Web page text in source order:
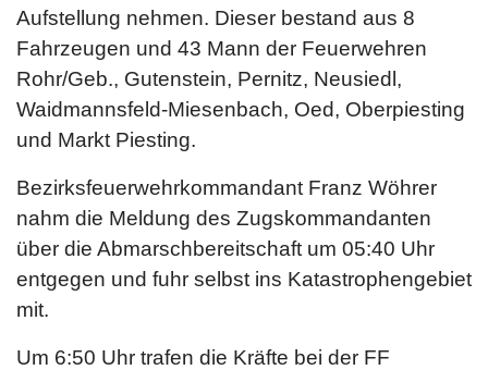
Aufstellung nehmen. Dieser bestand aus 8
Fahrzeugen und 43 Mann der Feuerwehren
Rohr/Geb., Gutenstein, Pernitz, Neusiedl,
Waidmannsfeld-Miesenbach, Oed, Oberpiesting
und Markt Piesting.
Bezirksfeuerwehrkommandant Franz Wöhrer
nahm die Meldung des Zugskommandanten
über die Abmarschbereitschaft um 05:40 Uhr
entgegen und fuhr selbst ins Katastrophengebiet
mit.
Um 6:50 Uhr trafen die Kräfte bei der FF